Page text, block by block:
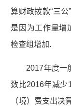
算财政拨款“三
是因为工作量增
检查组增加.
2017年度一
数比2016年减少
（境）费支出决